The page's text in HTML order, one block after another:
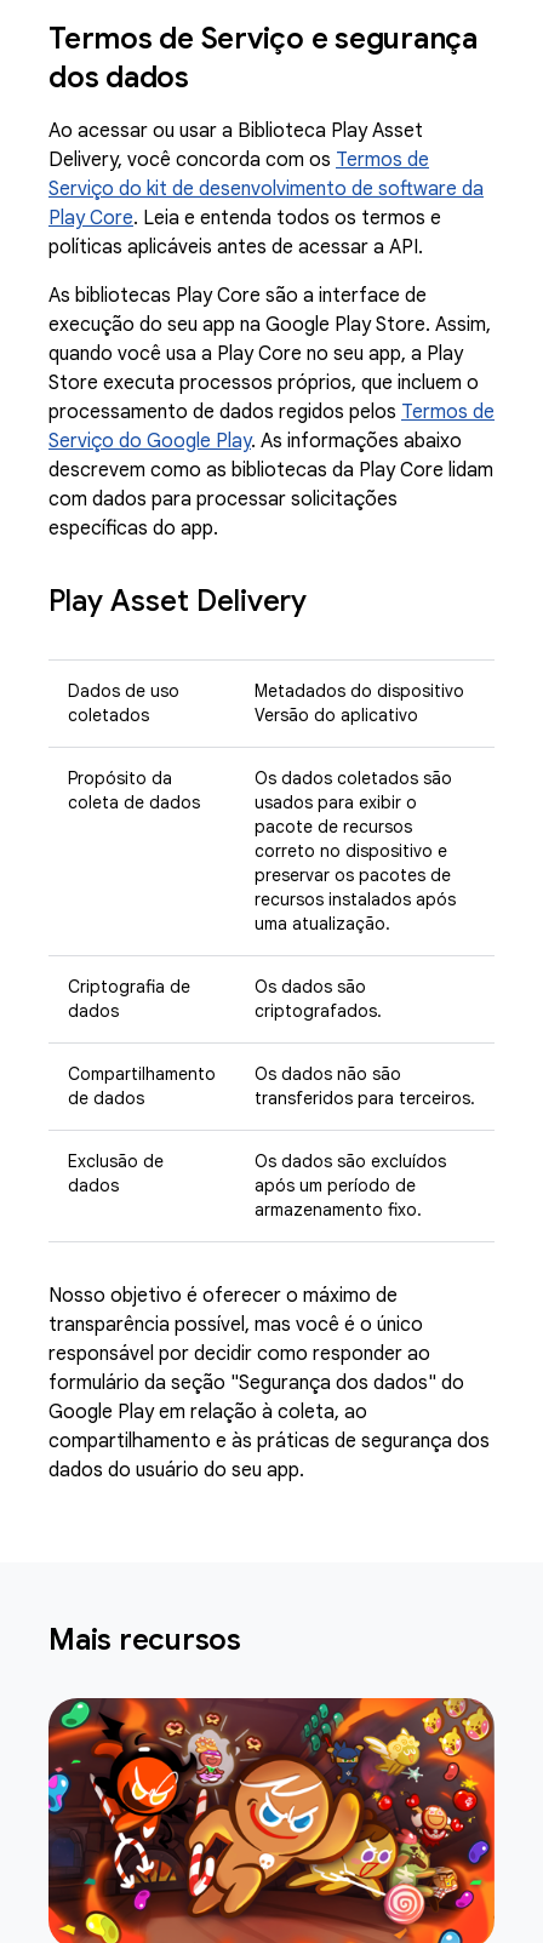
Termos de Serviço e segurança
dos dados
Ao acessar ou usar a Biblioteca Play Asset
Delivery, você concorda com os Termos de
Serviço do kit de desenvolvimento de software da
Play Core. Leia e entenda todos os termos e
políticas aplicáveis antes de acessar a API.
As bibliotecas Play Core são a interface de
execução do seu app na Google Play Store. Assim,
quando você usa a Play Core no seu app, a Play
Store executa processos próprios, que incluem o
processamento de dados regidos pelos Termos de
Serviço do Google Play. As informações abaixo
descrevem como as bibliotecas da Play Core lidam
com dados para processar solicitações
específicas do app.
Play Asset Delivery
Dados de uso
coletados
Metadados do dispositivo
Versão do aplicativo
Propósito da
coleta de dados
Os dados coletados são
usados para exibir o
pacote de recursos
correto no dispositivo e
preservar os pacotes de
recursos instalados após
uma atualização.
Criptografia de
dados
Os dados são
criptografados.
Compartilhamento
de dados
Os dados não são
transferidos para terceiros.
Exclusão de
dados
Os dados são excluídos
após um período de
armazenamento fixo.
Nosso objetivo é oferecer o máximo de
transparência possível, mas você é o único
responsável por decidir como responder ao
formulário da seção "Segurança dos dados" do
Google Play em relação à coleta, ao
compartilhamento e às práticas de segurança dos
dados do usuário do seu app.
Mais recursos